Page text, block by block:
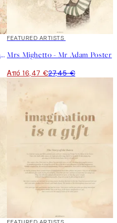
Mrs Mighetto - Miss Freja Print Poster
40%*
FEATURED ARTISTS
Mrs Mighetto - Mr Adam Poster
Από 16,47 €27,45 €